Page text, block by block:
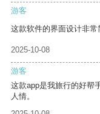
游客
这款软件的界面设计非常
2025-10-08
游客
这款app是我旅行的好帮
人情。